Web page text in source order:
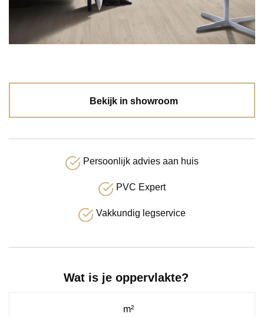
Bekijk in showroom
Persoonlijk advies aan huis
PVC Expert
Vakkundig legservice
Wat is je oppervlakte?